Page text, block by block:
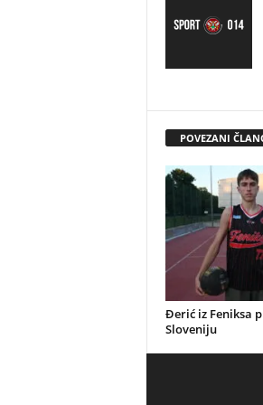
POVEZANI
Đerić iz Feniksa
Sloveniju